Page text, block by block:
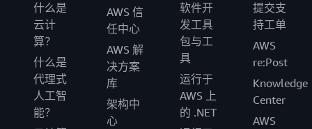
什么是
云计
算？
什么是
代理式
人工智
能？
AWS 信
任中心
AWS 解
决方案
库
架构中
心
软件开
发工具
包与工
具
运行于
AWS 上
的 .NET
提交支
持工单
AWS
re:Post
Knowledge
Center
AWS